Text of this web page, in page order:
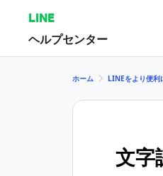
LINE
ヘルプセンター
ホーム LINEをより便利
文字